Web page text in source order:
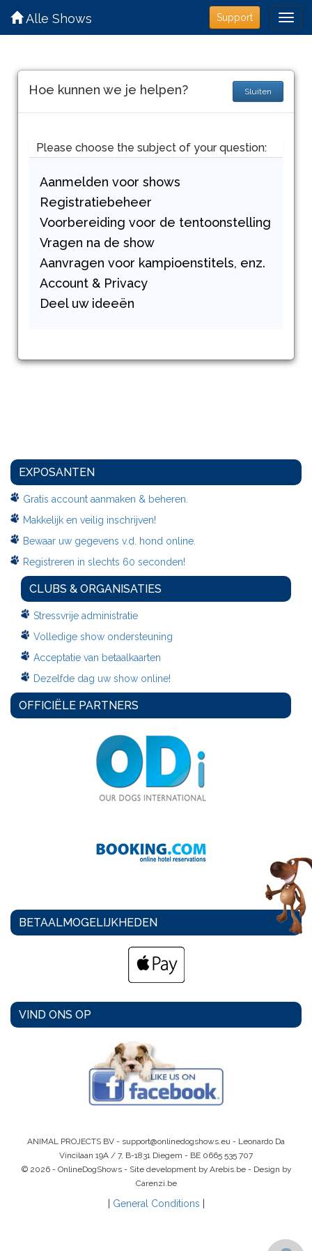
Support
Alle Shows
Hoe kunnen we je helpen? Sluiten
Please choose the subject of your question:
Aanmelden voor shows
Registratiebeheer
Voorbereiding voor de tentoonstelling
Vragen na de show
Aanvragen voor kampioenstitels, enz.
Account & Privacy
Deel uw ideeën
EXPOSANTEN
Gratis account aanmaken & beheren.
Makkelijk en veilig inschrijven!
Bewaar uw gegevens v.d. hond online.
Registreren in slechts 60 seconden!
CLUBS & ORGANISATIES
Stressvrije administratie
Volledige show ondersteuning
Acceptatie van betaalkaarten
Dezelfde dag uw show online!
OFFICIËLE PARTNERS
BETAALMOGELIJKHEDEN
VIND ONS OP
ANIMAL PROJECTS BV - support@onlinedogshows.eu - Leonardo Da
Vincilaan 19A / 7, B-1831 Diegem - BE 0665 535 707
© 2026 - OnlineDogShows - Site development by Arebis.be - Design by
Carenzi.be
General Conditions